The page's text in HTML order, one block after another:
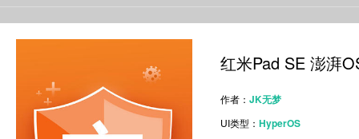
红米Pad SE 澎湃
作者：JK无梦
UI类型：HyperOS